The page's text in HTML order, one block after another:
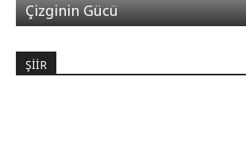
Çizginin Gücü
ŞİİR